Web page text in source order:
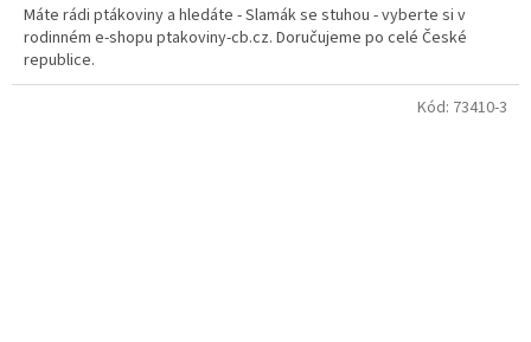
z
5
hvězdiček.
Máte rádi ptákoviny a hledáte - Slamák se stuhou - vyberte si v
rodinném e-shopu ptakoviny-cb.cz. Doručujeme po celé České
republice.
Kód: 73410-3